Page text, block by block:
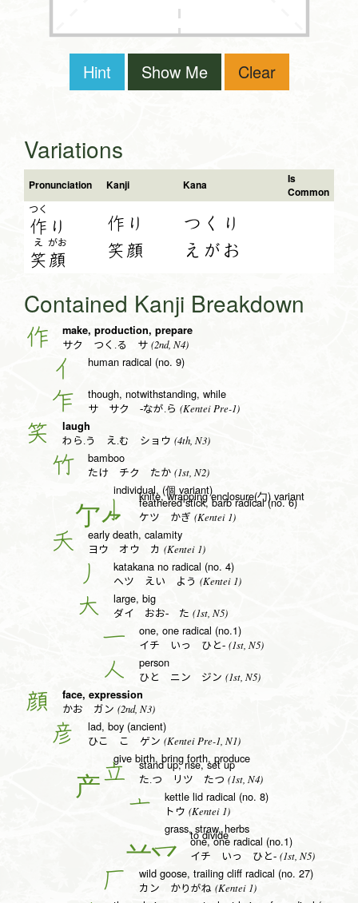
Hint Show Me Clear
Variations
Pronunciation Kanji Kana
Is
Common
つく
作 り
え
笑
がお
顔
作り
笑顔
つくり
えがお
Contained Kanji Breakdown
作 make, production, prepare
サク つく.る サ (2nd, N4)
亻 human radical (no. 9)
乍 though, notwithstanding, while
サ サク -なが.ら (Kentei Pre-1)
笑 laugh
わら.う え.む ショウ (4th, N3)
竹 bamboo
たけ チク たか (1st, N2)
individual, (個 variant)
knife, wrapping enclosure(勹) variant
亅 feathered stick, barb radical (no. 6)
ケツ かぎ (Kentei 1)
夭 early death, calamity
ヨウ オウ カ (Kentei 1)
丿 katakana no radical (no. 4)
ヘツ えい よう (Kentei 1)
大 large, big
ダイ おお- た (1st, N5)
一 one, one radical (no.1)
イチ いっ ひと- (1st, N5)
人 person
ひと ニン ジン (1st, N5)
顔 face, expression
かお ガン (2nd, N3)
彦 lad, boy (ancient)
ひこ こ ゲン (Kentei Pre-1, N1)
give birth, bring forth, produce
立 stand up, rise, set up
た.つ リツ たつ (1st, N4)
亠 kettle lid radical (no. 8)
トウ (Kentei 1)
grass, straw, herbs
to divide
一 one, one radical (no.1)
イチ いっ ひと- (1st, N5)
厂 wild goose, trailing cliff radical (no. 27)
カン かりがね (Kentei 1)